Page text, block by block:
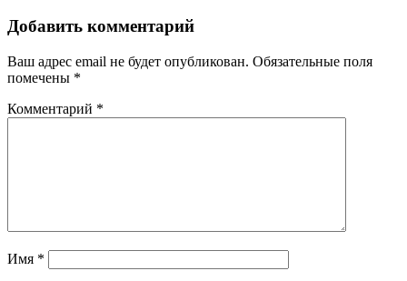
Добавить комментарий
Ваш адрес email не будет опубликован. Обязательные поля
помечены *
Комментарий *
Имя *